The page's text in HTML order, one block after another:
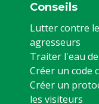
Conseils
Lutter contre
agresseurs
Traiter l'eau
Créer un code
Créer un
les visiteurs